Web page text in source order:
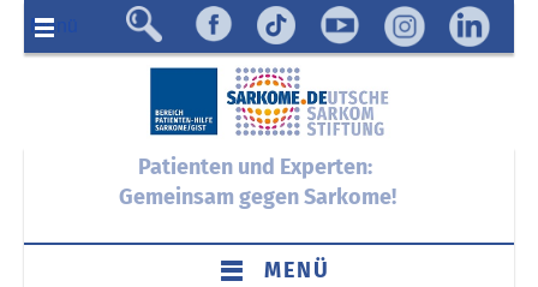
Menü
Patienten und Experten:
Gemeinsam gegen Sarkome!
MENÜ